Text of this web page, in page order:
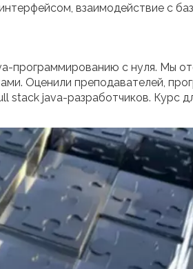
взаимодействие с
программированию с нуля. Мы
Оценили преподавателей,
stack java-разработчиков. Курс